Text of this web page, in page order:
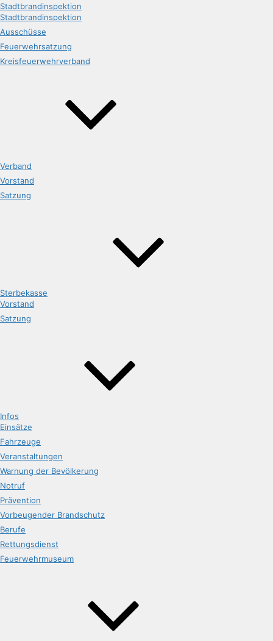
Stadtbrandinspektion
Stadtbrandinspektion
Ausschüsse
Feuerwehrsatzung
Kreisfeuerwehrverband
Verband
Vorstand
Satzung
Sterbekasse
Vorstand
Satzung
Infos
Einsätze
Fahrzeuge
Veranstaltungen
Warnung der Bevölkerung
Notruf
Prävention
Vorbeugender Brandschutz
Berufe
Rettungsdienst
Feuerwehrmuseum